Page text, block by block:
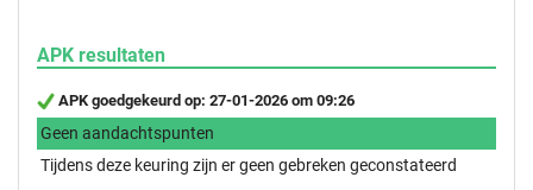
APK resultaten
APK goedgekeurd op: 27-01-2026 om 09:26
Geen aandachtspunten
Tijdens deze keuring zijn er geen gebreken geconstateerd